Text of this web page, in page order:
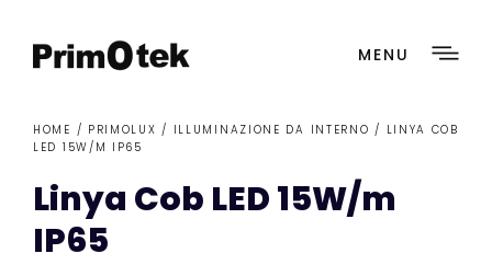
MENU
HOME / PRIMOLUX / ILLUMINAZIONE DA INTERNO / LINYA COB
LED 15W/M IP65
Linya Cob LED 15W/m
IP65